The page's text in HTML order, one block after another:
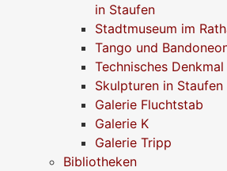
in Staufen
Stadtmuseum im
Tango und
Technisches
Skulpturen in Staufen
Galerie Fluchtstab
Galerie K
Galerie Tripp
Bibliotheken